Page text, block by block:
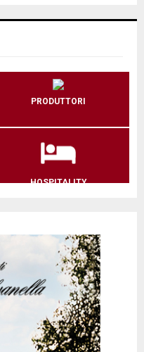
PRODUTTORI
HOSPITALITY